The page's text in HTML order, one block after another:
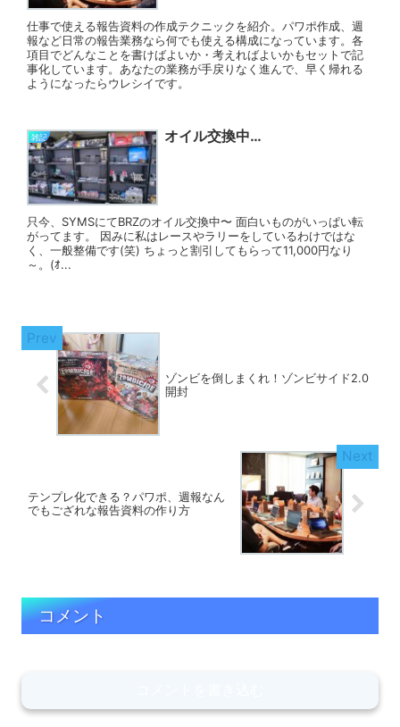
仕事で使える報告資料の作成テクニックを紹介。パワポ作成、週
報など日常の報告業務なら何でも使える構成になっています。各
項目でどんなことを書けばよいか・考えればよいかもセットで記
事化しています。あなたの業務が手戻りなく進んで、早く帰れる
ようになったらウレシイです。
雑記 オイル交換中…
只今、SYMSにてBRZのオイル交換中〜 面白いものがいっぱい転
がってます。 因みに私はレースやラリーをしているわけではな
く、一般整備です(笑) ちょっと割引してもらって11,000円なり
～。(ｵ...
ゾンビを倒しまくれ！ゾンビサイド2.0
開封
テンプレ化できる？パワポ、週報なん
でもござれな報告資料の作り方
コメント